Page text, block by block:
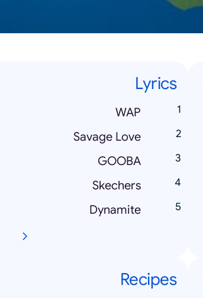
Lyrics
WAP
Savage Love
GOOBA
Skechers
Dynamite
Recipes